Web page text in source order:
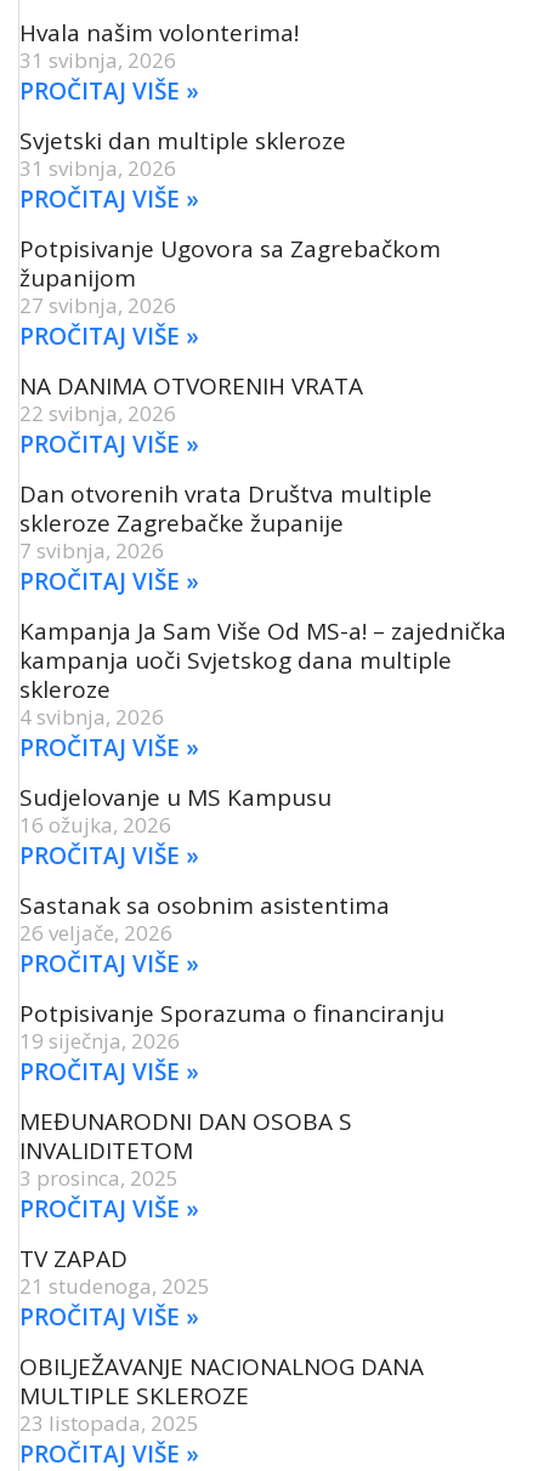
Hvala našim volonterima!
31 svibnja, 2026
PROČITAJ VIŠE »
Svjetski dan multiple skleroze
31 svibnja, 2026
PROČITAJ VIŠE »
Potpisivanje Ugovora sa Zagrebačkom
županijom
27 svibnja, 2026
PROČITAJ VIŠE »
NA DANIMA OTVORENIH VRATA
22 svibnja, 2026
PROČITAJ VIŠE »
Dan otvorenih vrata Društva multiple
skleroze Zagrebačke županije
7 svibnja, 2026
PROČITAJ VIŠE »
Kampanja Ja Sam Više Od MS-a! – zajednička
kampanja uoči Svjetskog dana multiple
skleroze
4 svibnja, 2026
PROČITAJ VIŠE »
Sudjelovanje u MS Kampusu
16 ožujka, 2026
PROČITAJ VIŠE »
Sastanak sa osobnim asistentima
26 veljače, 2026
PROČITAJ VIŠE »
Potpisivanje Sporazuma o financiranju
19 siječnja, 2026
PROČITAJ VIŠE »
MEĐUNARODNI DAN OSOBA S
INVALIDITETOM
3 prosinca, 2025
PROČITAJ VIŠE »
TV ZAPAD
21 studenoga, 2025
PROČITAJ VIŠE »
OBILJEŽAVANJE NACIONALNOG DANA
MULTIPLE SKLEROZE
23 listopada, 2025
PROČITAJ VIŠE »